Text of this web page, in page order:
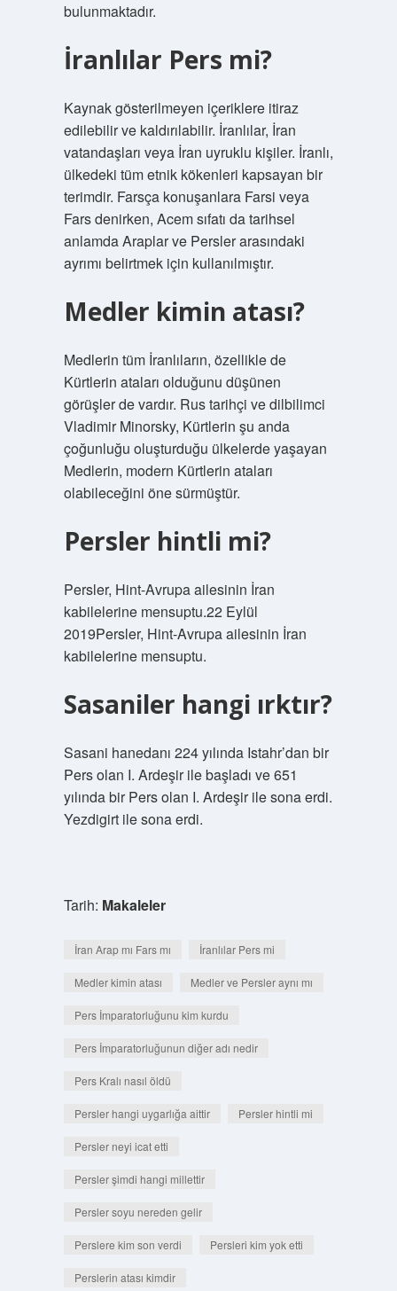
bulunmaktadır.
İranlılar Pers mi?
Kaynak gösterilmeyen içeriklere itiraz
edilebilir ve kaldırılabilir. İranlılar, İran
vatandaşları veya İran uyruklu kişiler. İranlı,
ülkedeki tüm etnik kökenleri kapsayan bir
terimdir. Farsça konuşanlara Farsi veya
Fars denirken, Acem sıfatı da tarihsel
anlamda Araplar ve Persler arasındaki
ayrımı belirtmek için kullanılmıştır.
Medler kimin atası?
Medlerin tüm İranlıların, özellikle de
Kürtlerin ataları olduğunu düşünen
görüşler de vardır. Rus tarihçi ve dilbilimci
Vladimir Minorsky, Kürtlerin şu anda
çoğunluğu oluşturduğu ülkelerde yaşayan
Medlerin, modern Kürtlerin ataları
olabileceğini öne sürmüştür.
Persler hintli mi?
Persler, Hint-Avrupa ailesinin İran
kabilelerine mensuptu.22 Eylül
2019Persler, Hint-Avrupa ailesinin İran
kabilelerine mensuptu.
Sasaniler hangi ırktır?
Sasani hanedanı 224 yılında Istahr’dan bir
Pers olan I. Ardeşir ile başladı ve 651
yılında bir Pers olan I. Ardeşir ile sona erdi.
Yezdigirt ile sona erdi.
Tarih: Makaleler
İran Arap mı Fars mı İranlılar Pers mi
Medler kimin atası Medler ve Persler aynı mı
Pers İmparatorluğunu kim kurdu
Pers İmparatorluğunun diğer adı nedir
Pers Kralı nasıl öldü
Persler hangi uygarlığa aittir Persler hintli mi
Persler neyi icat etti
Persler şimdi hangi millettir
Persler soyu nereden gelir
Perslere kim son verdi Persleri kim yok etti
Perslerin atası kimdir